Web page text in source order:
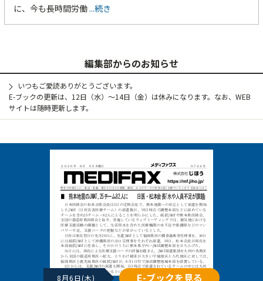
に、今も長時間労働...続き
編集部からのお知らせ
いつもご愛読ありがとうございます。
E-ブックの更新は、12日（水）～14日（金）は休みになります。なお、WEB
サイトは随時更新します。
8月6日(木) E-ブックを見る